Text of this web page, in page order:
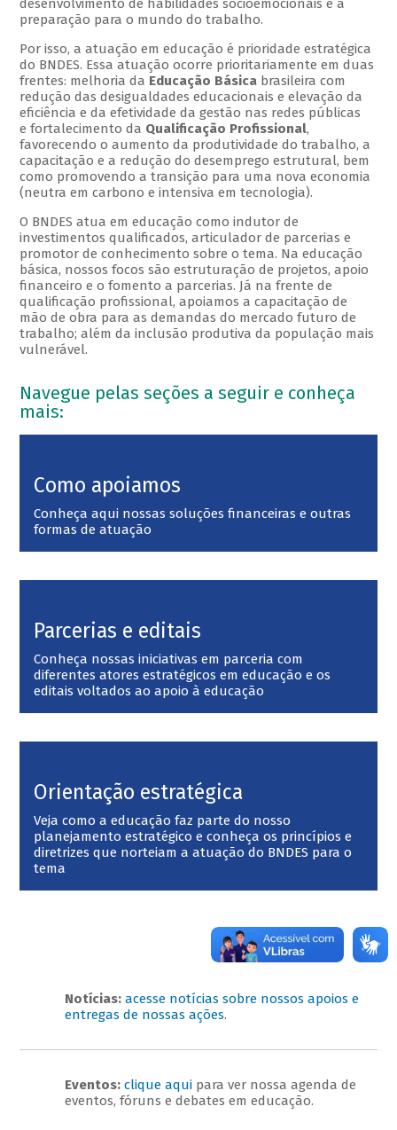
desenvolvimento de habilidades socioemocionais e a
preparação para o mundo do trabalho.
Por isso, a atuação em educação é prioridade estratégica
do BNDES. Essa atuação ocorre prioritariamente em duas
frentes: melhoria da Educação Básica brasileira com
redução das desigualdades educacionais e elevação da
eficiência e da efetividade da gestão nas redes públicas
e fortalecimento da Qualificação Profissional,
favorecendo o aumento da produtividade do trabalho, a
capacitação e a redução do desemprego estrutural, bem
como promovendo a transição para uma nova economia
(neutra em carbono e intensiva em tecnologia).
O BNDES atua em educação como indutor de
investimentos qualificados, articulador de parcerias e
promotor de conhecimento sobre o tema. Na educação
básica, nossos focos são estruturação de projetos, apoio
financeiro e o fomento a parcerias. Já na frente de
qualificação profissional, apoiamos a capacitação de
mão de obra para as demandas do mercado futuro de
trabalho; além da inclusão produtiva da população mais
vulnerável.
Navegue pelas seções a seguir e conheça
mais:
Como apoiamos
Conheça aqui nossas soluções financeiras e outras
formas de atuação
Parcerias e editais
Conheça nossas iniciativas em parceria com
diferentes atores estratégicos em educação e os
editais voltados ao apoio à educação
Orientação estratégica
Veja como a educação faz parte do nosso
planejamento estratégico e conheça os princípios e
diretrizes que norteiam a atuação do BNDES para o
tema
Notícias: acesse notícias sobre nossos apoios e
entregas de nossas ações.
Eventos: clique aqui para ver nossa agenda de
eventos, fóruns e debates em educação.